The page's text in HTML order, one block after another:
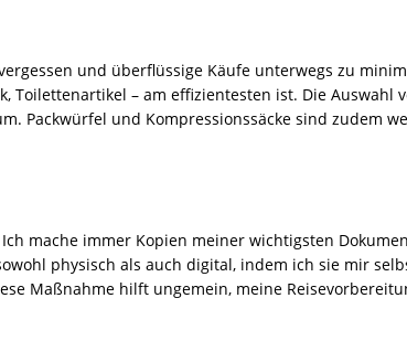
und überflüssige Käufe unterwegs zu
Toilettenartikel – am effizientesten ist. Die Auswahl
Packwürfel und Kompressionssäcke sind zudem
mache immer Kopien meiner wichtigsten
physisch als auch digital, indem ich sie mir
Maßnahme hilft ungemein, meine